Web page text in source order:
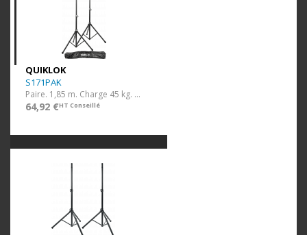
QUIKLOK
S171PAK
Paire. 1,85 m. Charge 45 kg. Avec housse
64,92 €HT Conseillé